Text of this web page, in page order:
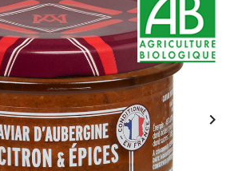
